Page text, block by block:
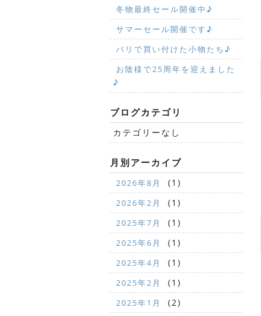
冬物最終セール開催中♪
サマーセール開催です♪
パリで買い付けた小物たち♪
お陰様で25周年を迎えました
♪
ブログカテゴリ
カテゴリーなし
月別アーカイブ
2026年8月 (1)
2026年2月 (1)
2025年7月 (1)
2025年6月 (1)
2025年4月 (1)
2025年2月 (1)
2025年1月 (2)